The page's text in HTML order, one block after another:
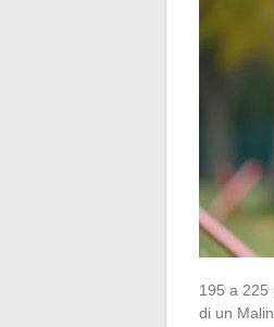
195 a 225
di un